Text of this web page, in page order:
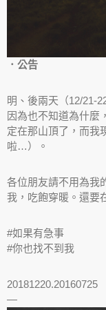
．公告
明、後兩天（12/21-
因為也不知道為什麼
定在那山頂了，而我
啦…）。
各位朋友請不用為我
我，吃飽穿暖。還要
#如果有急事
#你也找不到我
20181220.20160725
—